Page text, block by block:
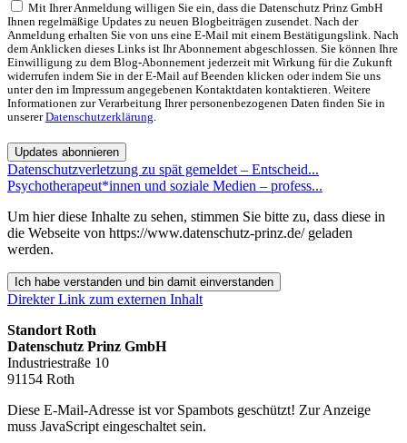
Mit Ihrer Anmeldung willigen Sie ein, dass die Datenschutz Prinz GmbH
Ihnen regelmäßige Updates zu neuen Blogbeiträgen zusendet. Nach der
Anmeldung erhalten Sie von uns eine E-Mail mit einem Bestätigungslink. Nach
dem Anklicken dieses Links ist Ihr Abonnement abgeschlossen. Sie können Ihre
Einwilligung zu dem Blog-Abonnement jederzeit mit Wirkung für die Zukunft
widerrufen indem Sie in der E-Mail auf Beenden klicken oder indem Sie uns
unter den im Impressum angegebenen Kontaktdaten kontaktieren. Weitere
Informationen zur Verarbeitung Ihrer personenbezogenen Daten finden Sie in
unsererDatenschutzerklärung.
Updates abonnieren
Datenschutzverletzung zu spät gemeldet – Entscheid...
Psychotherapeut*innen und soziale Medien – profess...
Um hier diese Inhalte zu sehen, stimmen Sie bitte zu, dass diese in
die Webseite von https://www.datenschutz-prinz.de/ geladen
werden.
Ich habe verstanden und bin damit einverstanden
Direkter Link zum externen Inhalt
Standort Roth
Datenschutz Prinz GmbH
Industriestraße 10
91154 Roth
Diese E-Mail-Adresse ist vor Spambots geschützt! Zur Anzeige
muss JavaScript eingeschaltet sein.